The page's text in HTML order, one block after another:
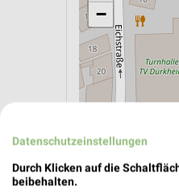
−
Datenschutzeinstellungen
Durch Klicken auf die
beibehalten.